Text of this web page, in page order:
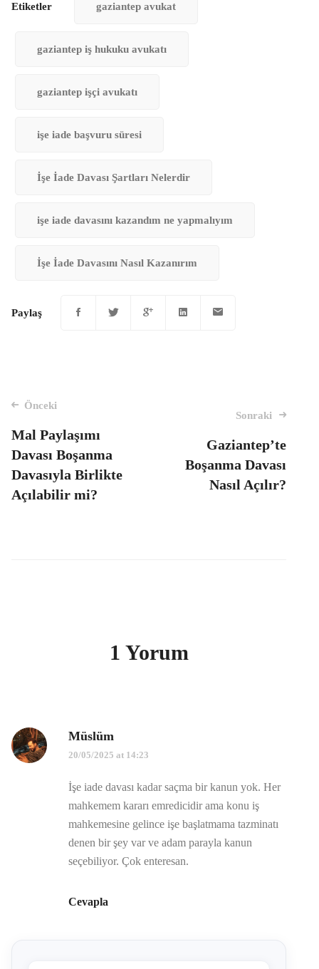
Etiketler gaziantep avukat
gaziantep iş hukuku avukatı
gaziantep işçi avukatı
işe iade başvuru süresi
İşe İade Davası Şartları Nelerdir
işe iade davasını kazandım ne yapmalıyım
İşe İade Davasını Nasıl Kazanırım
Paylaş
Mesaj
navigasyon
Önceki
Mal Paylaşımı
Davası Boşanma
Davasıyla Birlikte
Açılabilir mi?
Sonraki
Gaziantep’te
Boşanma Davası
Nasıl Açılır?
1 Yorum
Müslüm
20/05/2025 at 14:23
İşe iade davası kadar saçma bir kanun yok. Her
mahkemem kararı emredicidir ama konu iş
mahkemesine gelince işe başlatmama tazminatı
denen bir şey var ve adam parayla kanun
seçebiliyor. Çok enteresan.
Cevapla